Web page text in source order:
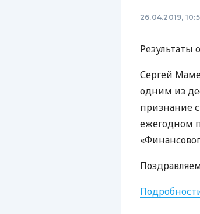
26.04.2019,
Результаты
Сергей
одним из
признание
ежегодном